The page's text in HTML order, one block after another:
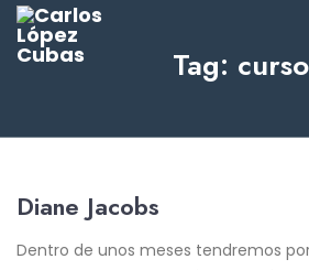
Tag:
Diane Jacobs
Dentro de unos meses tendremos